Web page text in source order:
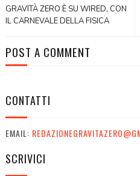
GRAVITÀ ZERO È SU WIRED, CON
IL CARNEVALE DELLA FISICA
POST A COMMENT
CONTATTI
EMAIL:
SCRIVICI